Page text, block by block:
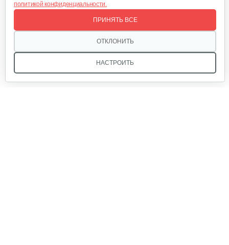
Насос погружной AL-KO Drain 10000 Comfort
политикой конфиденциальности.
НАСТРОИТЬ
ОТКЛОНИТЬ
ПРИНЯТЬ ВСЕ